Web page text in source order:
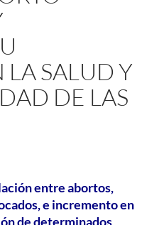
SALUD Y
DE LAS
entre abortos,
e incremento en
de determinados